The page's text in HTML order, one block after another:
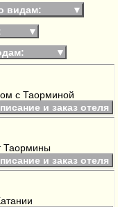
видам:
▼
▼
▼
с Таорминой
и заказ отеля
Таормины
и заказ отеля